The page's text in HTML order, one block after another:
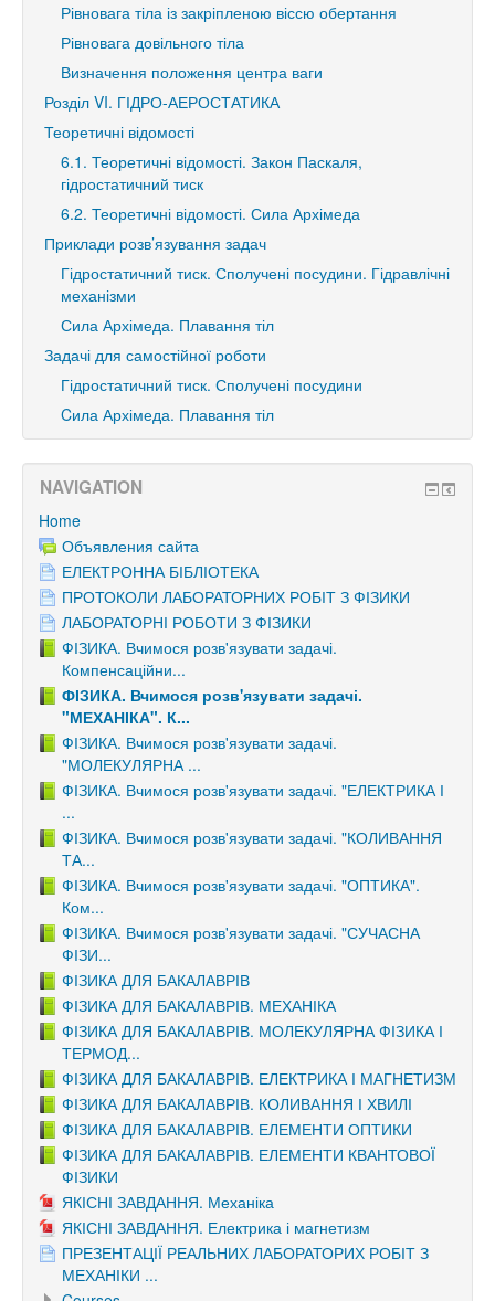
Рівновага тіла із закріпленою віссю обертання
Рівновага довільного тіла
Визначення положення центра ваги
Розділ VI. ГІДРО-АЕРОСТАТИКА
Теоретичні відомості
6.1. Теоретичні відомості. Закон Паскаля,
гідростатичний тиск
6.2. Теоретичні відомості. Сила Архімеда
Приклади розв’язування задач
Гідростатичний тиск. Сполучені посудини. Гідравлічні
механізми
Сила Архімеда. Плавання тіл
Задачі для самостійної роботи
Гідростатичний тиск. Сполучені посудини
Cила Архімеда. Плавання тіл
NAVIGATION
Home
Объявления сайта
ЕЛЕКТРОННА БІБЛІОТЕКА
ПРОТОКОЛИ ЛАБОРАТОРНИХ РОБІТ З ФІЗИКИ
ЛАБОРАТОРНІ РОБОТИ З ФІЗИКИ
ФІЗИКА. Вчимося розв'язувати задачі.
Компенсаційни...
ФІЗИКА. Вчимося розв'язувати задачі.
"МЕХАНІКА". К...
ФІЗИКА. Вчимося розв'язувати задачі.
"МОЛЕКУЛЯРНА ...
ФІЗИКА. Вчимося розв'язувати задачі. "ЕЛЕКТРИКА І
...
ФІЗИКА. Вчимося розв'язувати задачі. "КОЛИВАННЯ
ТА...
ФІЗИКА. Вчимося розв'язувати задачі. "ОПТИКА".
Ком...
ФІЗИКА. Вчимося розв'язувати задачі. "СУЧАСНА
ФІЗИ...
ФІЗИКА ДЛЯ БАКАЛАВРІВ
ФІЗИКА ДЛЯ БАКАЛАВРІВ. МЕХАНІКА
ФІЗИКА ДЛЯ БАКАЛАВРІВ. МОЛЕКУЛЯРНА ФІЗИКА І
ТЕРМОД...
ФІЗИКА ДЛЯ БАКАЛАВРІВ. ЕЛЕКТРИКА І МАГНЕТИЗМ
ФІЗИКА ДЛЯ БАКАЛАВРІВ. КОЛИВАННЯ І ХВИЛІ
ФІЗИКА ДЛЯ БАКАЛАВРІВ. ЕЛЕМЕНТИ ОПТИКИ
ФІЗИКА ДЛЯ БАКАЛАВРІВ. ЕЛЕМЕНТИ КВАНТОВОЇ
ФІЗИКИ
ЯКІСНІ ЗАВДАННЯ. Механіка
ЯКІСНІ ЗАВДАННЯ. Електрика і магнетизм
ПРЕЗЕНТАЦІЇ РЕАЛЬНИХ ЛАБОРАТОРИХ РОБІТ З
МЕХАНІКИ ...